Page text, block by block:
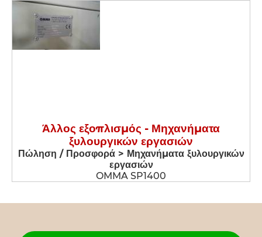
Άλλος εξοπλισμός - Μηχανήματα
ξυλουργικών εργασιών
Πώληση / Προσφορά > Μηχανήματα ξυλουργικών
εργασιών
OMMA SP1400